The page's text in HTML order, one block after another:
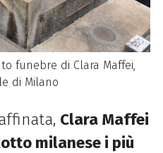
funebre di Clara Maffei,
di Milano
Clara Maffei
milanese i più